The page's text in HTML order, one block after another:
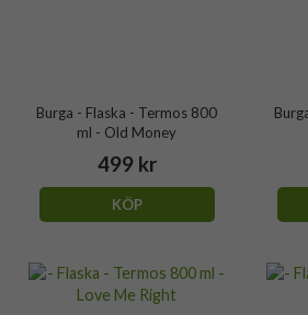
Burga - Flaska - Termos 800
ml - Old Money
499 kr
KÖP